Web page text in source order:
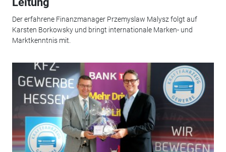
Der erfahrene Finanzmanager Przemyslaw Malysz folgt auf
Karsten Borkowsky und bringt internationale Marken- und
Marktkenntnis mit.